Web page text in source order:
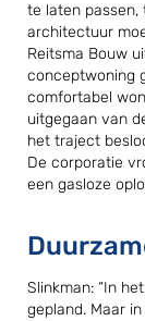
te laten passen,
architectuur
Reitsma Bouw
conceptwoning
comfortabel
uitgegaan van
het traject
De corporatie
een gasloze
Slinkman: “In
gepland. Maar